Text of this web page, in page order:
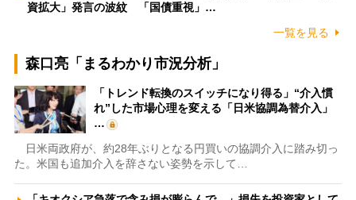
資拡大」発言の波紋 「国債重視」…
一覧を見る
森口亮「まるわかり市況分析」
「トレンド転換のスイッチになり得る」“介入慣
れ”した市場心理を変える「日米協調為替介入」
…
日米両政府が、約28年ぶりとなる円買いの協調介入に踏み切っ
た。米国も追加介入を辞さない姿勢を示して…